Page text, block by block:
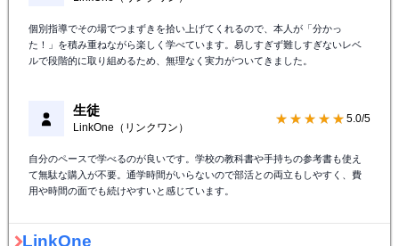
個別指導でその場でつまずきを拾い上げてくれるので、本人が「分かっ
た！」を積み重ねながら楽しく学べています。易しすぎず難しすぎないレベ
ルで段階的に取り組めるため、無理なく実力がついてきました。
生徒
LinkOne（リンクワン）
★★★★★ 5.0/5
自分のペースで学べるのが良いです。学校の教科書や手持ちの参考書も使え
て無駄な購入が不要。通学時間がいらないので部活との両立もしやすく、費
用や時間の面でも続けやすいと感じています。
LinkOne